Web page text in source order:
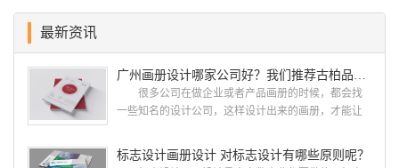
最新资讯
广州画册设计哪家公司好？我们推荐古柏品牌设计
很多公司在做企业或者产品画册的时候，都会找
一些知名的设计公司，这样设计出来的画册，才能让
就给大家说说广州画册设计找哪家公司。 广州画
册设计哪家公司好？本地人都会选择古柏品牌设
标志设计画册设计 对标志设计有哪些原则呢？